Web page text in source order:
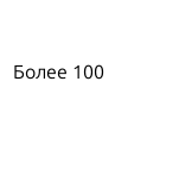
Более 100